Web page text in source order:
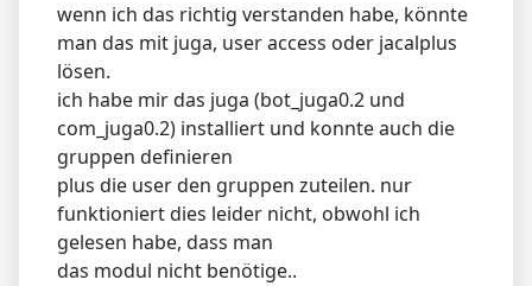
wenn ich das richtig verstanden habe, könnte
man das mit juga, user access oder jacalplus
lösen.
ich habe mir das juga (bot_juga0.2 und
com_juga0.2) installiert und konnte auch die
gruppen definieren
plus die user den gruppen zuteilen. nur
funktioniert dies leider nicht, obwohl ich
gelesen habe, dass man
das modul nicht benötige..